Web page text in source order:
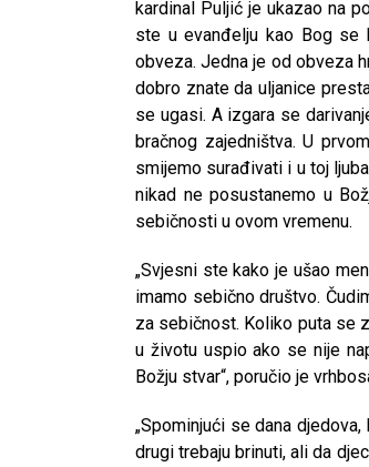
kardinal Puljić je ukazao na
ste u evanđelju kao Bog se
obveza. Jedna je od obveza
dobro znate da uljanice
se ugasi. A izgara se
bračnog zajedništva. U
smijemo surađivati i u toj
nikad ne posustanemo u
sebičnosti u ovom vremenu.
„Svjesni ste kako je ušao
imamo sebično društvo.
za sebičnost. Koliko puta se
u životu uspio ako se nije
Božju stvar“, poručio je
„Spominjući se dana
drugi trebaju brinuti, ali da